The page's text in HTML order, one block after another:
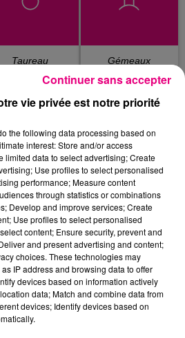
Taureau Gémeaux
Lion Vierge
Scorpion Sagittaire
vie privée est notre priorité
the following data processing based on
interest: Store and/or access
limited data to select advertising; Create
Use profiles to select personalised
performance; Measure content
through statistics or combinations
Develop and improve services; Create
Use profiles to select personalised
content; Ensure security, prevent and
and present advertising and content;
choices. These technologies may
IP address and browsing data to offer
devices based on information actively
data; Match and combine data from
devices; Identify devices based on
Continuer sans accepter